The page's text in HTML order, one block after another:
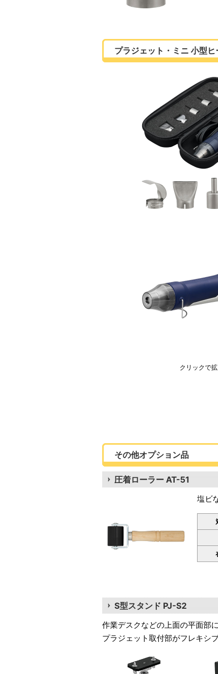
プラジェット・ミニ 小型
クリックで
その他オプション品
圧着ローラー AT-51
塩ビ
S型スタンド PJ-S2
作業デスクなどの上面の平面部
プラジェット取付部がフレキシ